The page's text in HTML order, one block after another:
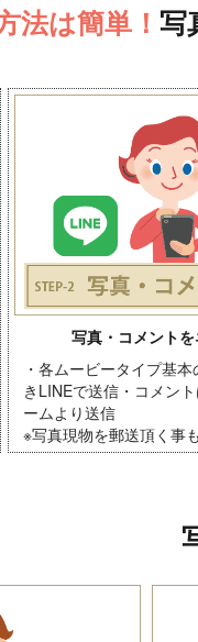
法は簡単！ 写
写真・コメント
・各ムービータイプ基
きLINEで送信・コメン
ームより送信
※写真現物を郵送頂く事